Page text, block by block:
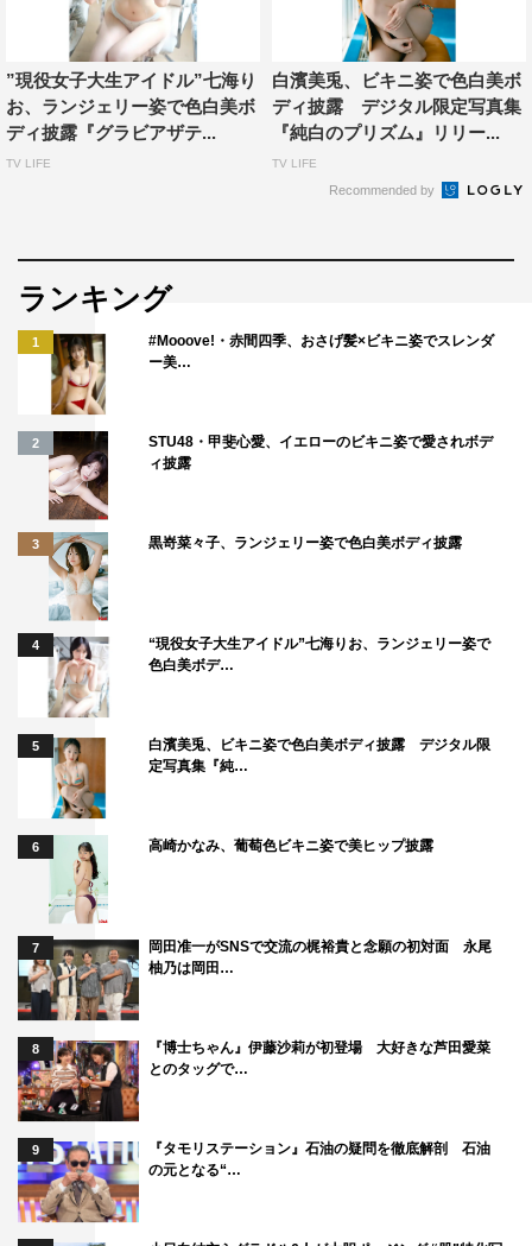
”現役女子大生アイドル”七海り
お、ランジェリー姿で色白美ボ
ディ披露『グラビアザテ...
TV LIFE
白濱美兎、ビキニ姿で色白美ボ
ディ披露 デジタル限定写真集
『純白のプリズム』リリー...
TV LIFE
Recommended by
ランキング
1
#Mooove!・赤間四季、おさげ髪×ビキニ姿でスレンダ
ー美…
2
STU48・甲斐心愛、イエローのビキニ姿で愛されボデ
ィ披露
3 黒嵜菜々子、ランジェリー姿で色白美ボディ披露
4
“現役女子大生アイドル”七海りお、ランジェリー姿で
色白美ボデ…
5
白濱美兎、ビキニ姿で色白美ボディ披露 デジタル限
定写真集『純…
6 高崎かなみ、葡萄色ビキニ姿で美ヒップ披露
7
岡田准一がSNSで交流の梶裕貴と念願の初対面 永尾
柚乃は岡田…
8
『博士ちゃん』伊藤沙莉が初登場 大好きな芦田愛菜
とのタッグで…
9
『タモリステーション』石油の疑問を徹底解剖 石油
の元となる“…